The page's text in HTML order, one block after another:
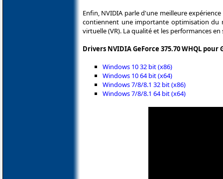
Enfin, NVIDIA parle d'une meilleure
contiennent une importante optimisation du
virtuelle (VR). La qualité et les performances
Drivers NVIDIA GeForce 375.70 WHQL
Windows 10 32 bit (x86)
Windows 10 64 bit (x64)
Windows 7/8/8.1 32 bit (x86)
Windows 7/8/8.1 64 bit (x64)